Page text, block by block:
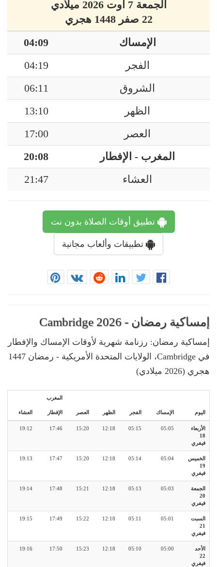
الجمعة 7 أوت 2026 ميلادي
22 صفر 1448 هجري
الإمساك
04:09
الفجر
04:19
الشروق
06:11
الظهر
13:10
العصر
17:00
المغرب - الإفطار
20:08
العشاء
21:47
تطبيق أوقات الصلاة بدون نت
تطبيقات وألعاب مجانية
إمساكية رمضان - Cambridge 2026
إمساكية رمضان: رزنامة شهرية لأوقات الإمساك والإفطار
في Cambridge، الولايات المتحدة الأمريكية - رمضان 1447
هجري (2026 ميلادي)
اليوم الإمساك الفجر الظهر العصر
المغرب
الإفطار العشاء
الأربعاء
18
فيفري
05:05
05:15
12:18
15:20
17:46
19:12
الخميس
19
فيفري
05:04
05:14
12:18
15:20
17:47
19:13
الجمعة
20
فيفري
05:03
05:13
12:18
15:21
17:48
19:14
السبت
21
فيفري
05:01
05:11
12:18
15:22
17:49
19:15
الأحد
22
فيفري
05:00
05:10
12:18
15:23
17:50
19:16